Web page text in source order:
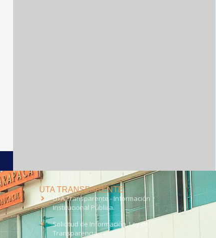
UTA TRANSPARENTE
UTA Transparente - Información
Institucional Pública.
Solicitud de Información, Ley de
Transparencia